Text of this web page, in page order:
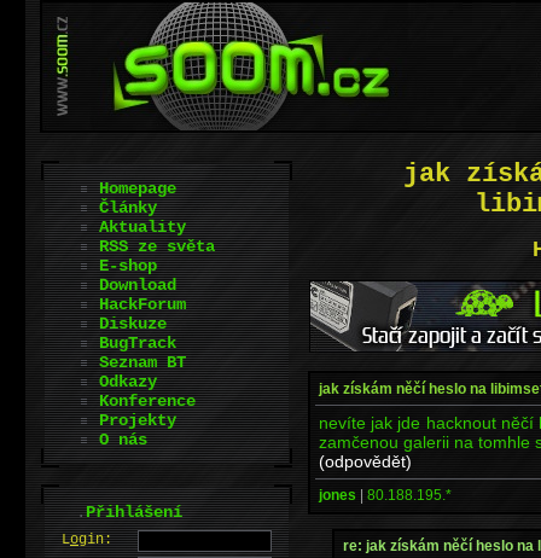
jak
jak získám něčí heslo na
nevíte jak jde hacknout
zamčenou galerii na tomhle
(odpovědět)
jones | 80.188.195.*
re: jak získám něčí heslo na
Homepage
Články
Aktuality
RSS ze světa
E-shop
Download
HackForum
Diskuze
BugTrack
Seznam BT
Odkazy
Konference
Projekty
O nás
.Přihlášení
Login: